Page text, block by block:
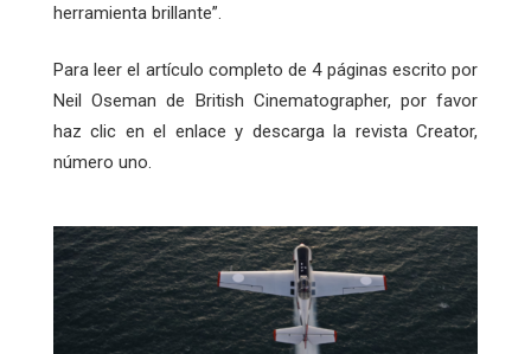
herramienta brillante”.
Para leer el artículo completo de 4 páginas escrito por
Neil Oseman de British Cinematographer, por favor
haz clic en el enlace y descarga la revista Creator,
número uno.